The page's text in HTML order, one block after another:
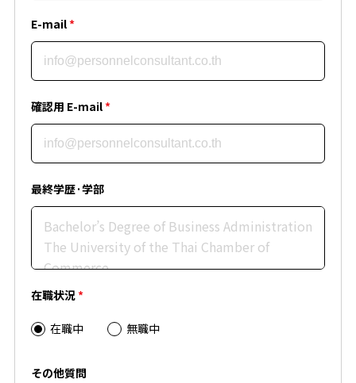
E-mail*
確認用 E-mail*
最終学歴·学部
在職状況*
在職中 無職中
その他質問